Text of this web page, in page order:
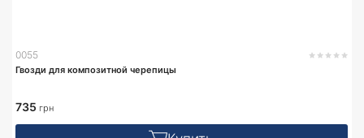
0055
Гвозди для композитной черепицы
735 грн